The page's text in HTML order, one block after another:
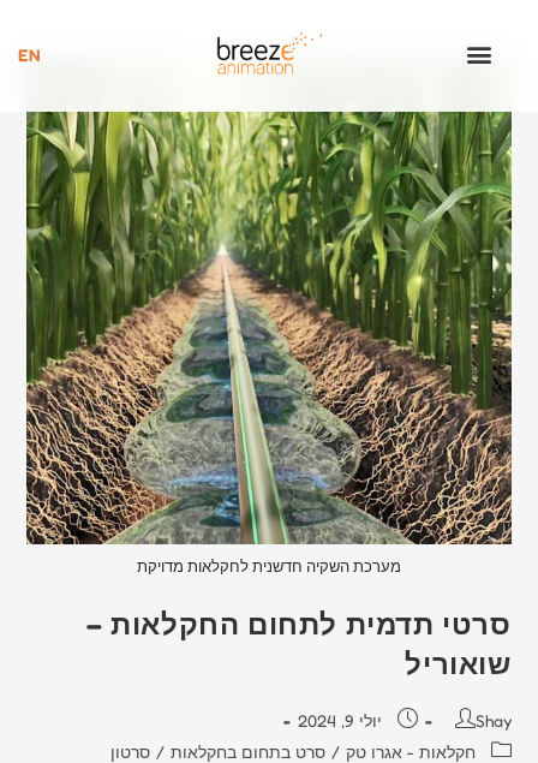
מערכת השקיה חדשנית לחקלאות מדויקת
סרטי תדמית לתחום החקלאות –
שואוריל
Shay
יולי 9, 2024
חקלאות - אגרו טק / סרט בתחום בחקלאות / סרטון